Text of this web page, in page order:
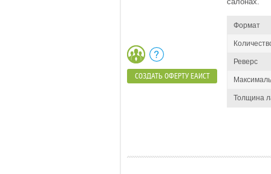
Формат
Реверс
Толщина
СОЗДАТЬ ОФЕРТУ ЕАИСТ